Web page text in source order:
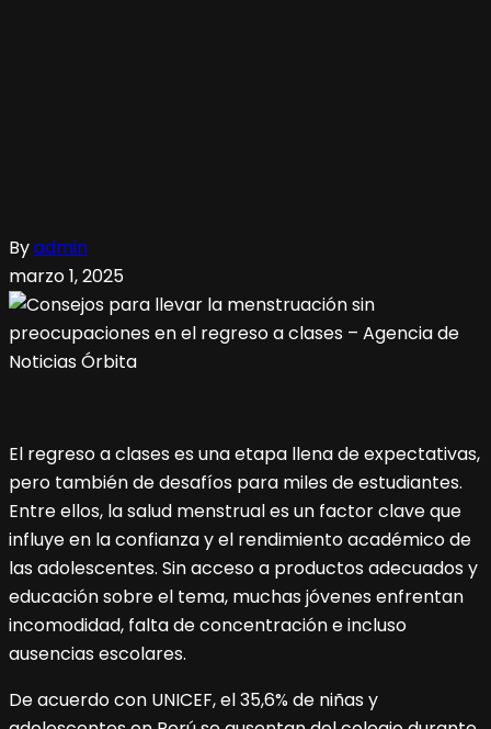
Byadmin
marzo 1, 2025
El regreso a clases es una etapa llena de expectativas,
pero también de desafíos para miles de estudiantes.
Entre ellos, la salud menstrual es un factor clave que
influye en la confianza y el rendimiento académico de
las adolescentes. Sin acceso a productos adecuados y
educación sobre el tema, muchas jóvenes enfrentan
incomodidad, falta de concentración e incluso
ausencias escolares.
De acuerdo con UNICEF, el 35,6% de niñas y